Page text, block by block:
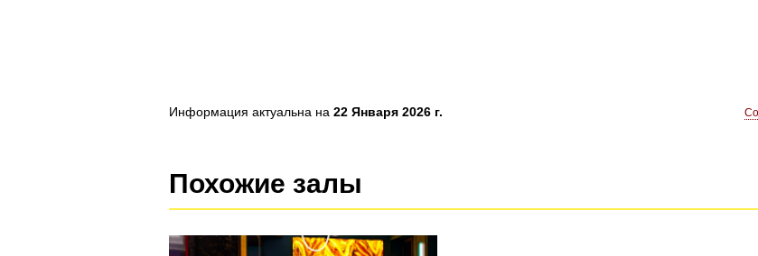
Информация актуальна на 22 Января 2026 г.
Похожие залы